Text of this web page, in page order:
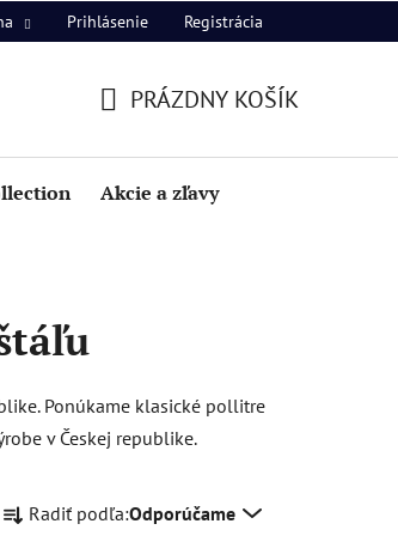
Prihlásenie Registrácia
KOŠÍK
PRÁZDNY KOŠÍK
Akcie a zľavy
Ponúkame klasické pollitre
v Českej republike.
a Radiť podľa:Odporúčame